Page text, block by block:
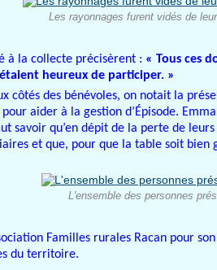
Les rayonnages furent vidés de
à la collecte précisèrent : « Tous ces
heureux de participer. »
côtés des bénévoles, on notait la
aider à la gestion d’Épisode.
savoir qu’en dépit de la perte de
et que, pour que la table soit bien
L'ensemble des personnes
Familles rurales Racan pour
du territoire.